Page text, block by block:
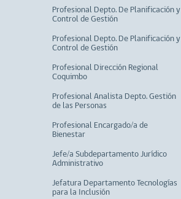
Profesional Depto. De Planificación y
Control de Gestión
Profesional Depto. De Planificación y
Control de Gestión
Profesional Dirección Regional
Coquimbo
Profesional Analista Depto. Gestión
de las Personas
Profesional Encargado/a de
Bienestar
Jefe/a Subdepartamento Jurídico
Administrativo
Jefatura Departamento Tecnologías
para la Inclusión